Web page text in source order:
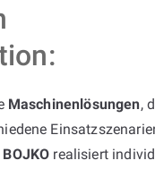
Maschinenlösungen,
BOJKO realisiert